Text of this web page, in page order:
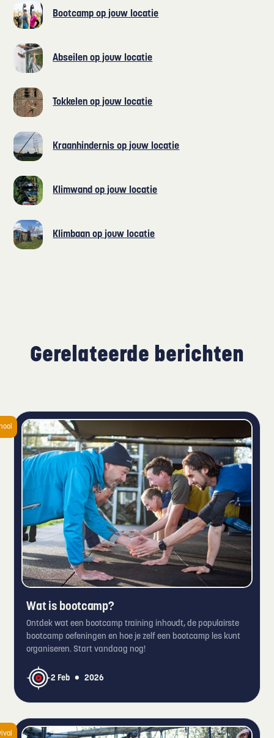
Bootcamp op jouw locatie
Abseilen op jouw locatie
Tokkelen op jouw locatie
Kraanhindernis op jouw locatie
Klimwand op jouw locatie
Klimbaan op jouw locatie
Gerelateerde berichten
Wat is bootcamp?
Ontdek wat een bootcamp training inhoudt, de populairste
bootcamp oefeningen en hoe je zelf een bootcamp les kunt
organiseren. Start vandaag nog!
2 Feb • 2026